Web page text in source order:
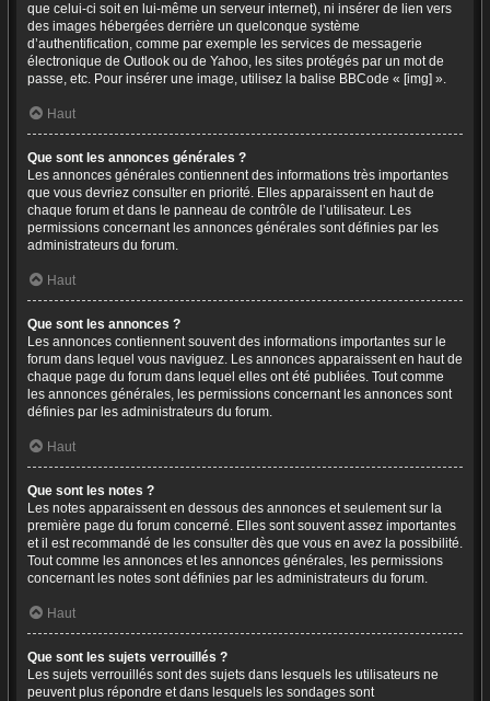
que celui-ci soit en lui-même un serveur internet), ni insérer de lien vers
des images hébergées derrière un quelconque système
d’authentification, comme par exemple les services de messagerie
électronique de Outlook ou de Yahoo, les sites protégés par un mot de
passe, etc. Pour insérer une image, utilisez la balise BBCode « [img] ».
Haut
Que sont les annonces générales ?
Les annonces générales contiennent des informations très importantes
que vous devriez consulter en priorité. Elles apparaissent en haut de
chaque forum et dans le panneau de contrôle de l’utilisateur. Les
permissions concernant les annonces générales sont définies par les
administrateurs du forum.
Haut
Que sont les annonces ?
Les annonces contiennent souvent des informations importantes sur le
forum dans lequel vous naviguez. Les annonces apparaissent en haut de
chaque page du forum dans lequel elles ont été publiées. Tout comme
les annonces générales, les permissions concernant les annonces sont
définies par les administrateurs du forum.
Haut
Que sont les notes ?
Les notes apparaissent en dessous des annonces et seulement sur la
première page du forum concerné. Elles sont souvent assez importantes
et il est recommandé de les consulter dès que vous en avez la possibilité.
Tout comme les annonces et les annonces générales, les permissions
concernant les notes sont définies par les administrateurs du forum.
Haut
Que sont les sujets verrouillés ?
Les sujets verrouillés sont des sujets dans lesquels les utilisateurs ne
peuvent plus répondre et dans lesquels les sondages sont